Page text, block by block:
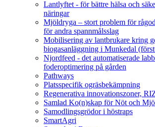
Lantlyftet - för bättre hälsa och
näringar
Mjöldryga – stort problem för
för andra spannmålsslag
Mobilisering av lantbrukare kring
biogasanläggning i Munkedal
Njordfeed - det automatiserade
foderoptimering på gården
Pathways
Platsspecifik ogräsbekämpning
Regenerativa innovationszoner,
Samlad Ko(n)skap för Nöt och
Samodlingsgrödor i höstraps
SmartAgri